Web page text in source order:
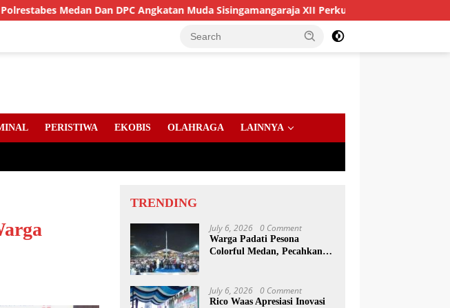
Medan Dan DPC Angkatan Muda Sisingamangaraja XII Perkuat Sinergitas Jaga Kamtibmas
PERISTIWA EKOBIS OLAHRAGA LAINNYA
TRENDING
July 6, 2026 0 Comment
Warga Padati Pesona
Colorful Medan, Pecahkan
July 6, 2026 0 Comment
Rico Waas Apresiasi Inovasi